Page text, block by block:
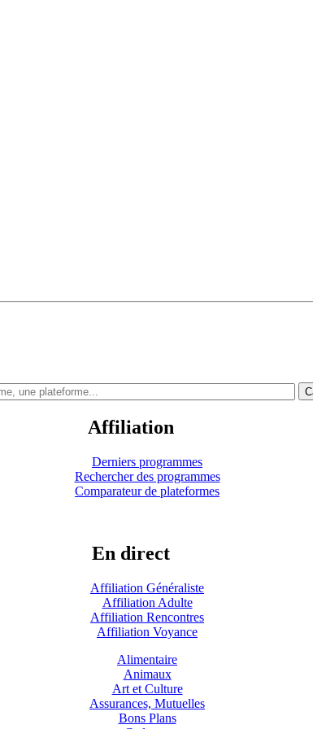
Affiliation
Derniers programmes
Rechercher des programmes
Comparateur de plateformes
En direct
Affiliation Généraliste
Affiliation Adulte
Affiliation Rencontres
Affiliation Voyance
Alimentaire
Animaux
Art et Culture
Assurances, Mutuelles
Bons Plans